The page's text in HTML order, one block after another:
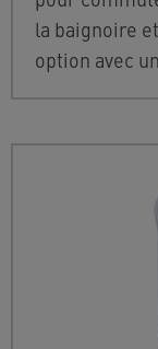
la baignoire
option avec